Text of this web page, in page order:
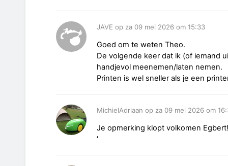
JAVE op za 09 mei 2026 om 15:33
Goed om te weten Theo.
De volgende keer dat ik (of iemand
handjevol meenemen/laten nemen.
Printen is wel sneller als je een
MichielAdriaan op za 09 mei 2026 om
Je opmerking klopt volkomen
'